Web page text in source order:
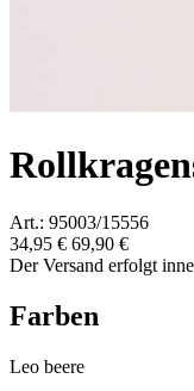
Art.: 95003/15556
34,95 € 69,90 €
Der Versand erfolgt
Farben
Leo beere